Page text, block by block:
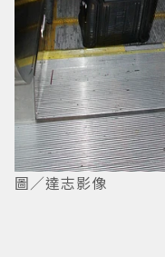
圖／達志影像